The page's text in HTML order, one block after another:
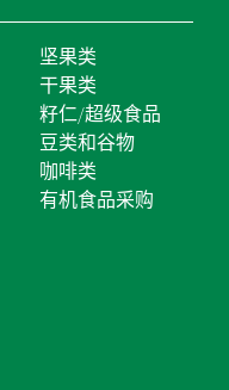
坚果类
干果类
籽仁/超级食品
豆类和谷物
咖啡类
有机食品采购